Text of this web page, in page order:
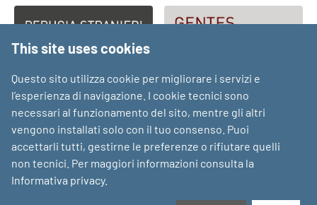
This site uses cookies
Questo sito utilizza cookie per migliorare i servizi e
l’esperienza di navigazione. I cookie tecnici sono
necessari al funzionamento del sito, mentre gli altri
vengono installati solo con il tuo consenso. Puoi
accettarli tutti, gestirne le preferenze o rifiutare quelli
non tecnici. Per maggiori informazioni consulta la
Informativa privacy.